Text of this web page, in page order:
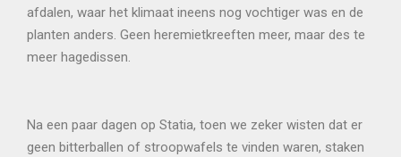
afdalen, waar het klimaat ineens nog vochtiger was en de
planten anders. Geen heremietkreeften meer, maar des te
meer hagedissen.
Na een paar dagen op Statia, toen we zeker wisten dat er
geen bitterballen of stroopwafels te vinden waren, staken